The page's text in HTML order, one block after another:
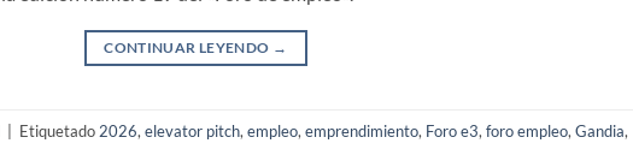
CONTINUAR LEYENDO →
Etiquetado 2026, elevator pitch, empleo, emprendimiento, Foro e3, foro empleo, Gandia,